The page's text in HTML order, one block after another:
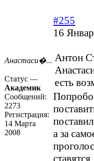
Анастаси�...
Статус —
Академик
Сообщений:
2273
Регистрация:
14 Марта
2008
#255
16
Антон
есть
а за